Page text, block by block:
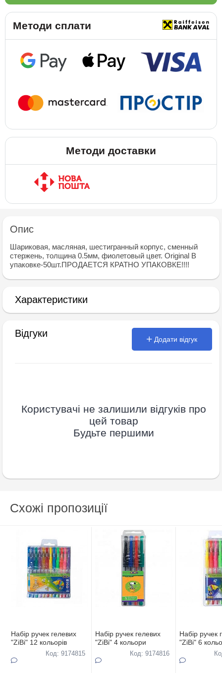
Методи сплати
Методи доставки
Опис
Шариковая, масляная, шестигранный корпус, сменный
стержень, толщина 0.5мм, фиолетовый цвет. Original В
упаковке-50шт.ПРОДАЕТСЯ КРАТНО УПАКОВКЕ!!!!
Характеристики
Відгуки
Додати відгук
Користувачі не залишили відгуків про
цей товар
Будьте першими
Схожі пропозиції
Набір ручек гелевих
"ZiBi" 12 кольорів
Код: 9174815
Набір ручек гелевих
"ZiBi" 4 кольори
Код: 9174816
Набір ручек
"ZiBi" 6